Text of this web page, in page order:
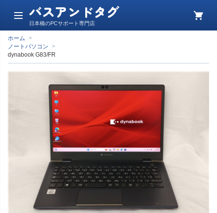
メ
ュ
ー
バスアンドタグ
日本橋のPCサポート専門店
カ
ホーム >
ノートパソコン >
dynabook G83/FR